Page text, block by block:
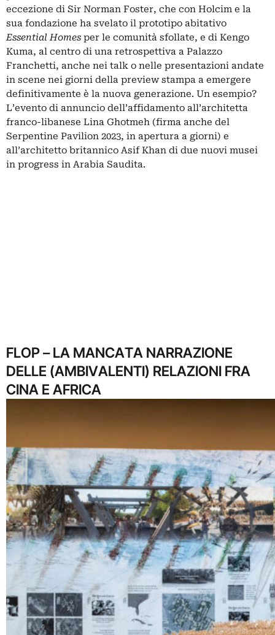
eccezione di Sir Norman Foster, che con Holcim e la
sua fondazione ha svelato il prototipo abitativo
Essential Homes per le comunità sfollate, e di Kengo
Kuma, al centro di una retrospettiva a Palazzo
Franchetti, anche nei talk o nelle presentazioni andate
in scene nei giorni della preview stampa a emergere
definitivamente è la nuova generazione. Un esempio?
L’evento di annuncio dell’affidamento all’architetta
franco-libanese Lina Ghotmeh (firma anche del
Serpentine Pavilion 2023, in apertura a giorni) e
all’architetto britannico Asif Khan di due nuovi musei
in progress in Arabia Saudita.
FLOP – LA MANCATA NARRAZIONE
DELLE (AMBIVALENTI) RELAZIONI FRA
CINA E AFRICA